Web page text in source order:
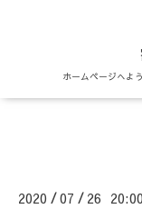
ホームページへよ
2020 /07 / 26 20:00